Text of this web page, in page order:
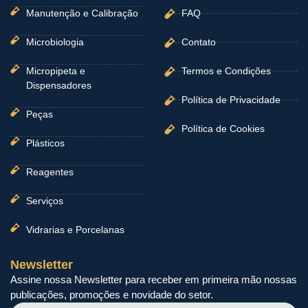
Manutenção e Calibração
Microbiologia
Micropipeta e
Dispensadores
Peças
Plásticos
Reagentes
Serviços
Vidrarias e Porcelanas
FAQ
Contato
Termos e Condições
Política de Privacidade
Política de Cookies
Newsletter
Assine nossa Newsletter para receber em primeira mão nossas
publicações, promoções e novidade do setor.